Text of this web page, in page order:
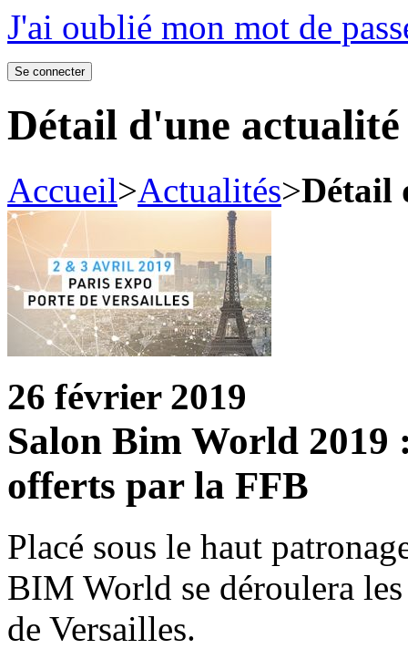
J'ai oublié mon mot de
Détail d'une actualité
Accueil>Actualités>Détail
26 février 2019
Salon Bim World 2019
offerts par la FFB
Placé sous le haut
BIM World se déroulera
de Versailles.